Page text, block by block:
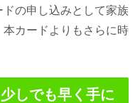
の申し込みとして家族
カードよりもさらに時
しでも早く手に